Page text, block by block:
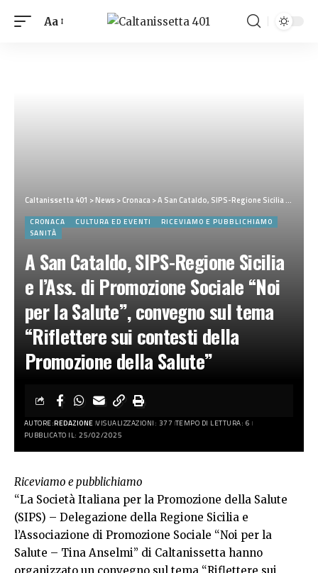
Aa
Caltanissetta 401 >News>Cronaca>A San Cataldo, SIPS-Regione Sicilia e l’Ass. di Promozione Sociale “Noi per la Salute”, convegno sul tema “Riflettere sui contesti della Promozione della Salute”
CRONACA CULTURA ED EVENTI
RICEVIAMO E PUBBLICHIAMO
SANITÀ
A San Cataldo, SIPS-Regione Sicilia
e l’Ass. di Promozione Sociale “Noi
per la Salute”, convegno sul tema
“Riflettere sui contesti della
Promozione della Salute”
AUTORE:REDAZIONE VISUALIZZAZIONI: 377 TEMPO DI LETTURA: 6
PUBBLICATO IL: 25/02/2025
Riceviamo e pubblichiamo
“La Società Italiana per la Promozione della Salute
(SIPS) – Delegazione della Regione Sicilia e
l’Associazione di Promozione Sociale “Noi per la
Salute – Tina Anselmi” di Caltanissetta hanno